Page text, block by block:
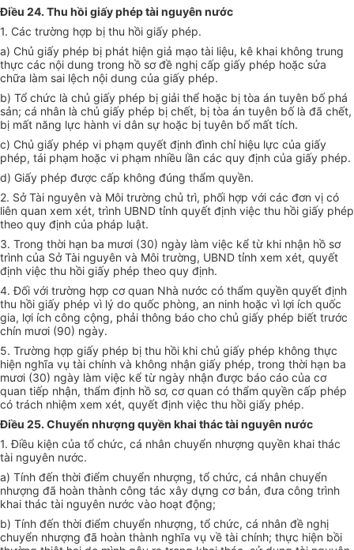
Điều 24. Thu hồi giấy phép tài nguyên nước
1. Các trường hợp bị thu hồi giấy phép.
a) Chủ giấy phép bị phát hiện giả mạo tài liệu, kê khai không trung
thực các nội dung trong hồ sơ đề nghị cấp giấy phép hoặc sửa
chữa làm sai lệch nội dung của giấy phép.
b) Tổ chức là chủ giấy phép bị giải thể hoặc bị tòa án tuyên bố phá
sản; cá nhân là chủ giấy phép bị chết, bị tòa án tuyên bố là đã chết,
bị mất năng lực hành vi dân sự hoặc bị tuyên bố mất tích.
c) Chủ giấy phép vi phạm quyết định đình chỉ hiệu lực của giấy
phép, tái phạm hoặc vi phạm nhiều lần các quy định của giấy phép.
d) Giấy phép được cấp không đúng thẩm quyền.
2. Sở Tài nguyên và Môi trường chủ trì, phối hợp với các đơn vị có
liên quan xem xét, trình UBND tỉnh quyết định việc thu hồi giấy phép
theo quy định của pháp luật.
3. Trong thời hạn ba mươi (30) ngày làm việc kể từ khi nhận hồ sơ
trình của Sở Tài nguyên và Môi trường, UBND tỉnh xem xét, quyết
định việc thu hồi giấy phép theo quy định.
4. Đối với trường hợp cơ quan Nhà nước có thẩm quyền quyết định
thu hồi giấy phép vì lý do quốc phòng, an ninh hoặc vì lợi ích quốc
gia, lợi ích công cộng, phải thông báo cho chủ giấy phép biết trước
chín mươi (90) ngày.
5. Trường hợp giấy phép bị thu hồi khi chủ giấy phép không thực
hiện nghĩa vụ tài chính và không nhận giấy phép, trong thời hạn ba
mươi (30) ngày làm việc kể từ ngày nhận được báo cáo của cơ
quan tiếp nhận, thẩm định hồ sơ, cơ quan có thẩm quyền cấp phép
có trách nhiệm xem xét, quyết định việc thu hồi giấy phép.
Điều 25. Chuyển nhượng quyền khai thác tài nguyên nước
1. Điều kiện của tổ chức, cá nhân chuyển nhượng quyền khai thác
tài nguyên nước.
a) Tính đến thời điểm chuyển nhượng, tổ chức, cá nhân chuyển
nhượng đã hoàn thành công tác xây dựng cơ bản, đưa công trình
khai thác tài nguyên nước vào hoạt động;
b) Tính đến thời điểm chuyển nhượng, tổ chức, cá nhân đề nghị
chuyển nhượng đã hoàn thành nghĩa vụ về tài chính; thực hiện bồi